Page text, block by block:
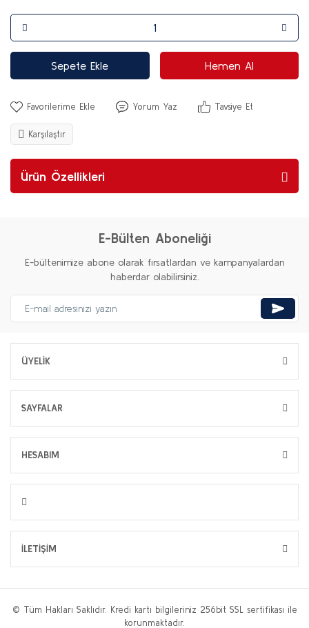
Sepete Ekle Hemen Al
Yorum Yaz Tavsiye Et
Karşılaştır
Ürün Özellikleri
E-Bülten Aboneliği
E-bültenimize abone olarak fırsatlardan ve kampanyalardan
haberdar olabilirsiniz.
ÜYELİK
SAYFALAR
HESABIM
İLETİŞİM
© Tüm Hakları Saklıdır. Kredi kartı bilgileriniz 256bit SSL sertifikası ile
korunmaktadır.